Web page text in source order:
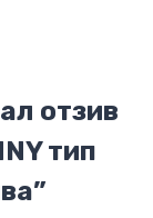
отзив
тип